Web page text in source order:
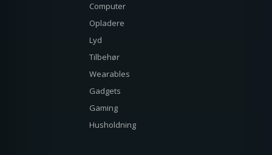
Computer
Opladere
Lyd
Tilbehør
Wearables
Gadgets
Gaming
Husholdning